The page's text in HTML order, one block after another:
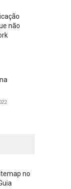
não
no